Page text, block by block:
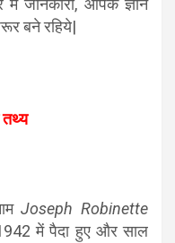
में जानकारी, आपके ज्ञान
बने रहिये|
तथ्य
Joseph Robinette
में पैदा हुए और साल